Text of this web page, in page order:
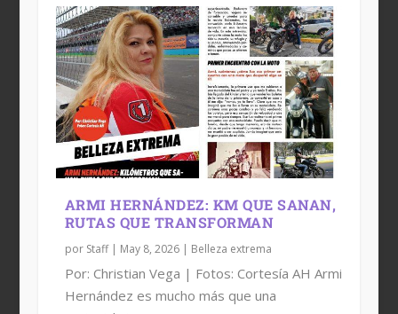
ARMI HERNÁNDEZ: KM QUE SANAN,
RUTAS QUE TRANSFORMAN
por Staff| May 8, 2026| Belleza extrema
Por: Christian Vega | Fotos: Cortesía AH Armi
Hernández es mucho más que una